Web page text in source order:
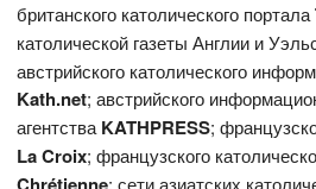
британского католического портала
католической газеты Англии и
австрийского католического
Kath.net; австрийского
агентстваKATHPRESS;
La Croix; французского